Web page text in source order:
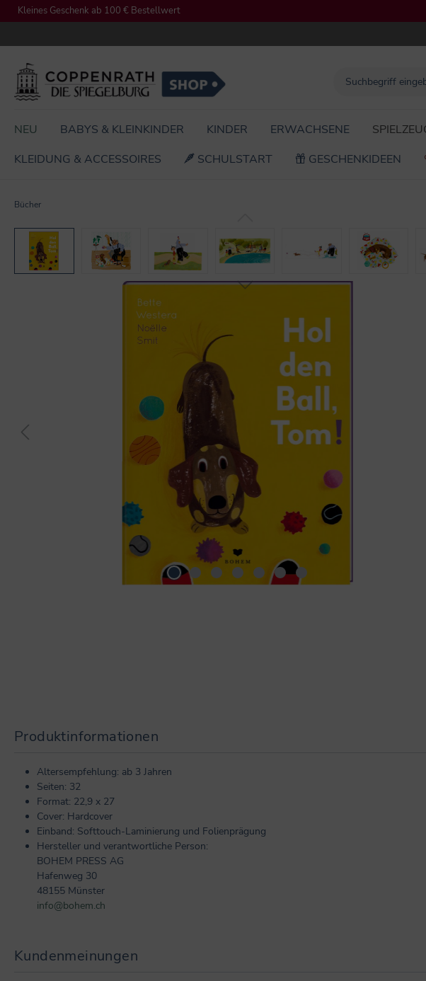
Zur Hauptnavigation springen
Kleines Geschenk ab 100 € Bestellwert
NEU BABYS & KLEINKINDER KINDER ERWACHSENE
KLEIDUNG & ACCESSOIRES
SCHULSTART GESCHENKIDEEN
Bücher
Bildergalerie überspringen
Produktinformationen
Altersempfehlung: ab 3 Jahren
Seiten: 32
Format: 22,9 x 27
Cover: Hardcover
Einband: Softtouch-Laminierung und Folienprägung
Hersteller und verantwortliche Person:
BOHEM PRESS AG
Hafenweg 30
48155 Münster
info@bohem.ch
Kundenmeinungen